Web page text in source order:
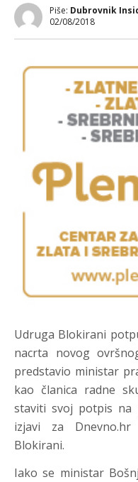
Piše: Dubrovnik
02/08/2018
Udruga Blokirani
nacrta novog
predstavio ministar
kao članica radne
staviti svoj potpis na
izjavi za
Blokirani.
Iako se ministar